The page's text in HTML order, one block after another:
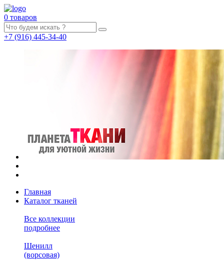
0 товаров
+7 (916) 445-34-40
Главная
Каталог тканей
Все коллекции
подробнее
Шенилл
(ворсовая)